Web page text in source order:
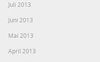
Juli 2013
Juni 2013
Mai 2013
April 2013